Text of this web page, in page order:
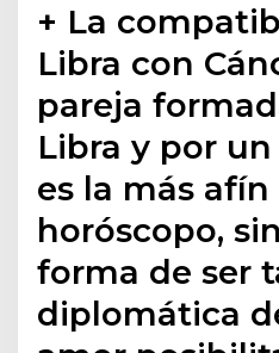
+ La
Libra con
pareja
Libra y por
es la más afín
horóscopo,
forma de ser
diplomática